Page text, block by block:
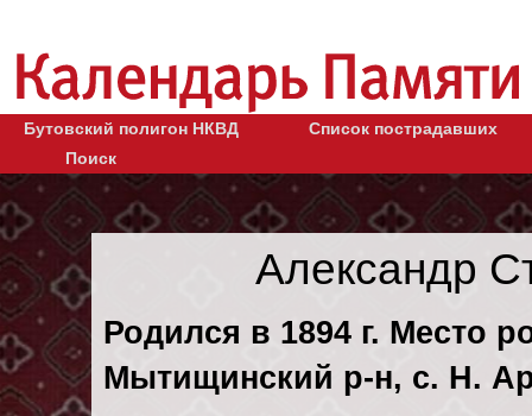
Бутовский полигон НКВД
Список пострадавших
Поиск
Александр
Родился в 1894 г. Место
Мытищинский р-н, с. Н.